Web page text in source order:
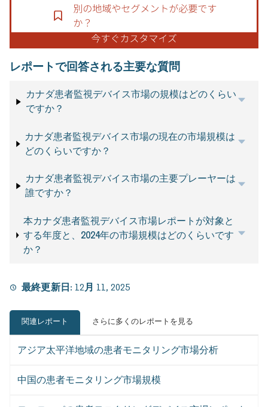
レポートで回答される主要な質問
カナダ患者監視デバイス市場の規模はどのくらい
ですか？
カナダ患者監視デバイス市場の現在の市場規模は
どのくらいですか？
カナダ患者監視デバイス市場の主要プレーヤーは
誰ですか？
本カナダ患者監視デバイス市場レポートが対象と
する年度と、2024年の市場規模はどのくらいです
か？
最終更新日: 12月 11, 2025
関連レポート さらに多くのレポートを見る
アジア太平洋地域の患者モニタリング市場分析
中国の患者モニタリング市場規模